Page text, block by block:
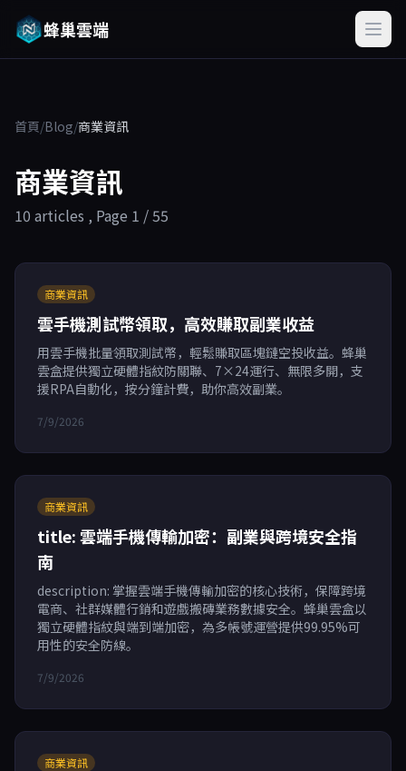
蜂巢雲端
首頁/Blog/商業資訊
商業資訊
10 articles , Page 1 / 55
商業資訊
雲手機測試幣領取，高效賺取副業收益
用雲手機批量領取測試幣，輕鬆賺取區塊鏈空投收益。蜂巢
雲盒提供獨立硬體指紋防關聯、7×24運行、無限多開，支
援RPA自動化，按分鐘計費，助你高效副業。
7/9/2026
商業資訊
title: 雲端手機傳輸加密：副業與跨境安全指
南
description: 掌握雲端手機傳輸加密的核心技術，保障跨境
電商、社群媒體行銷和遊戲搬磚業務數據安全。蜂巢雲盒以
獨立硬體指紋與端到端加密，為多帳號運營提供99.95%可
用性的安全防線。
7/9/2026
商業資訊